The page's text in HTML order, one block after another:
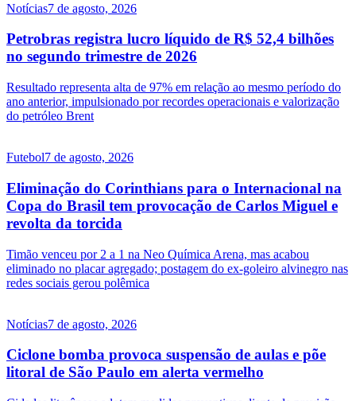
Notícias7 de agosto, 2026
Petrobras registra lucro líquido de R$ 52,4 bilhões
no segundo trimestre de 2026
Resultado representa alta de 97% em relação ao mesmo período do
ano anterior, impulsionado por recordes operacionais e valorização
do petróleo Brent
Futebol7 de agosto, 2026
Eliminação do Corinthians para o Internacional na
Copa do Brasil tem provocação de Carlos Miguel e
revolta da torcida
Timão venceu por 2 a 1 na Neo Química Arena, mas acabou
eliminado no placar agregado; postagem do ex-goleiro alvinegro nas
redes sociais gerou polêmica
Notícias7 de agosto, 2026
Ciclone bomba provoca suspensão de aulas e põe
litoral de São Paulo em alerta vermelho